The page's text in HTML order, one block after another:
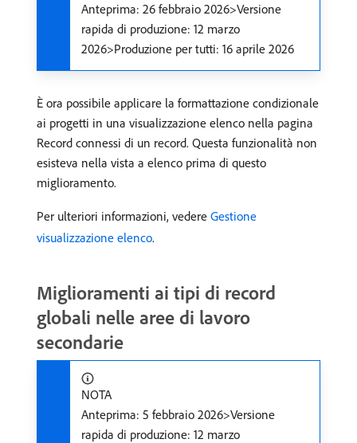
Anteprima: 26 febbraio 2026>Versione
rapida di produzione: 12 marzo
2026>Produzione per tutti: 16 aprile 2026
È ora possibile applicare la formattazione condizionale
ai progetti in una visualizzazione elenco nella pagina
Record connessi di un record. Questa funzionalità non
esisteva nella vista a elenco prima di questo
miglioramento.
Per ulteriori informazioni, vedere Gestione
visualizzazione elenco.
Miglioramenti ai tipi di record
globali nelle aree di lavoro
secondarie
NOTA
Anteprima: 5 febbraio 2026>Versione
rapida di produzione: 12 marzo